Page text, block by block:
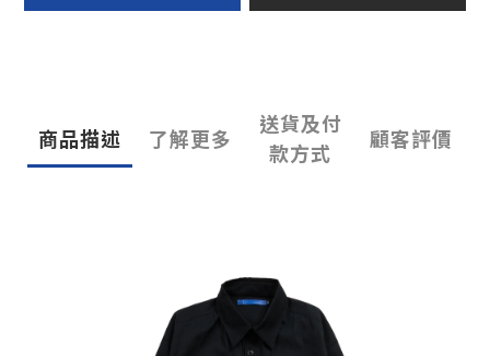
商品描述 了解更多
送貨及付
款方式
顧客評價